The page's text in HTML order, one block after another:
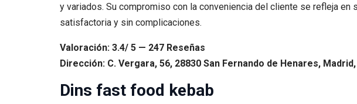
y variados. Su compromiso con la conveniencia del cliente se refleja
satisfactoria y sin complicaciones.
Valoración: 3.4/ 5 — 247 Reseñas
Dirección: C. Vergara, 56, 28830 San Fernando de Henares,
Dins fast food kebab